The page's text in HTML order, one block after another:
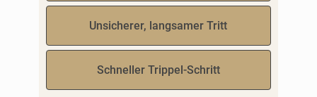
Unsicherer, langsamer Tritt
Schneller Trippel-Schritt